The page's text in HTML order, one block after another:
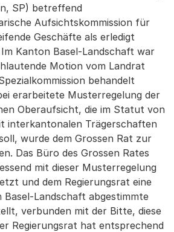
SP) betreffend
Aufsichtskommission für
Geschäfte als erledigt
Kanton Basel-Landschaft war
Motion vom Landrat
behandelt
erarbeitete Musterregelung der
Oberaufsicht, die im Statut von
interkantonalen Trägerschaften
wurde dem Grossen Rat zur
Das Büro des Grossen Rates
mit dieser Musterregelung
und dem Regierungsrat eine
Basel-Landschaft abgestimmte
verbunden mit der Bitte, diese
Regierungsrat hat entsprechend